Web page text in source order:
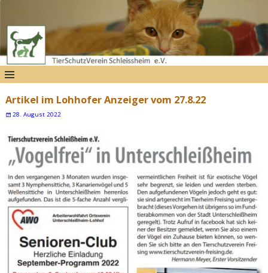
Artikel im Lohhofer Anzeiger vom 27.8.22
28. August 2022